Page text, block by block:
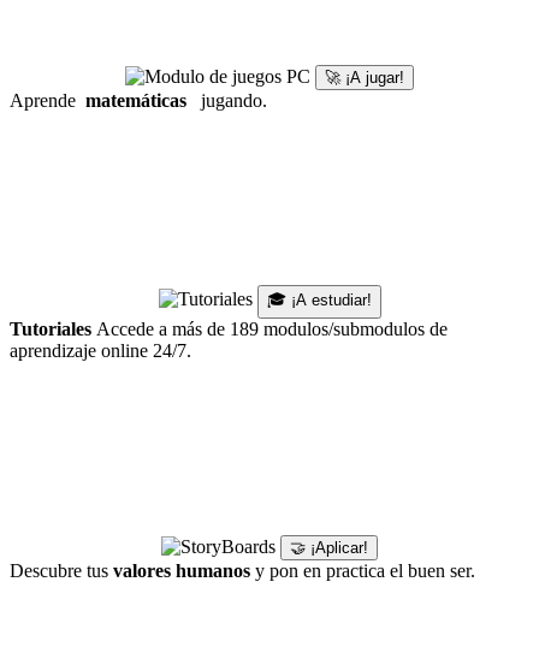
🚀 ¡A jugar!
Aprende matemáticas jugando.
🎓 ¡A estudiar!
Tutoriales Accede a más de 189 modulos/submodulos de
aprendizaje online 24/7.
🤝 ¡Aplicar!
Descubre tus valores humanos y pon en practica el buen ser.